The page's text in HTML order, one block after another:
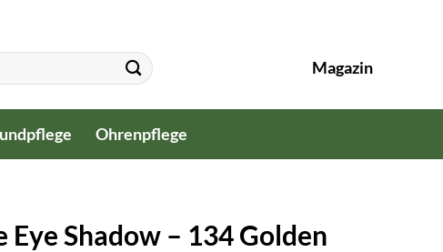
Magazin
Ohrenpflege
Shadow – 134 Golden